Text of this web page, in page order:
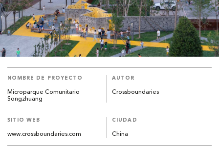
NOMBRE DE PROYECTO
Microparque Comunitario
Songzhuang
AUTOR
Crossboundaries
SITIO WEB
www.crossboundaries.com
CIUDAD
China